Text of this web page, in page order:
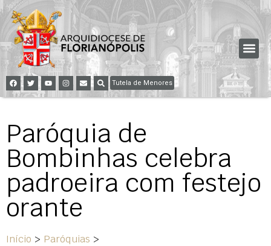
Tutela de Menores
Paróquia de
Bombinhas celebra
padroeira com festejo
orante
Início > Paróquias >